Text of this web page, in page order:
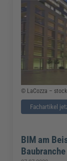
© LaCozza –
Fachartikel
BIM am